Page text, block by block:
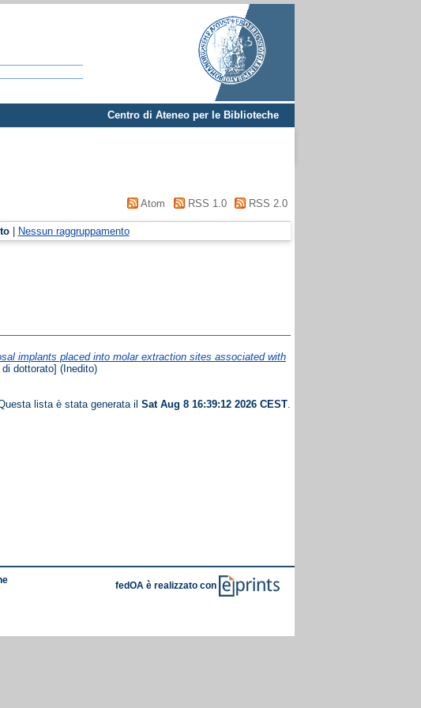
Centro di Ateneo per le Biblioteche
Atom RSS 1.0 RSS 2.0
| Nessun raggruppamento
implants placed into molar extraction sites associated with
di dottorato] (Inedito)
lista è stata generata il Sat Aug 8 16:39:12 2026 CEST.
fedOA è realizzato con